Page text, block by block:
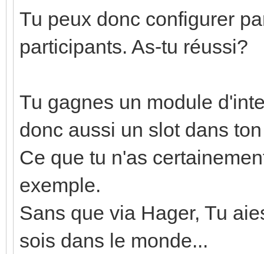
Tu peux donc configurer
participants. As-tu réussi?
Tu gagnes un module
donc aussi un slot dans
Ce que tu n'as
exemple.
Sans que via Hager, Tu
sois dans le monde...